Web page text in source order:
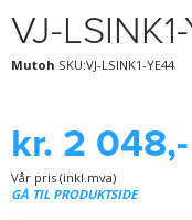
VJ-
Mutoh SKU:VJ-LSINK1-YE44
kr. 2 048,-
Vår pris (inkl.mva)
GÅ TIL PRODUKTSIDE